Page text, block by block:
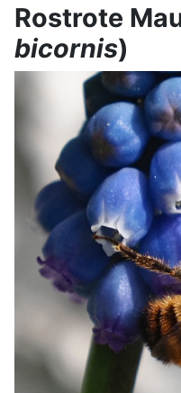
Rostrote
bicornis)